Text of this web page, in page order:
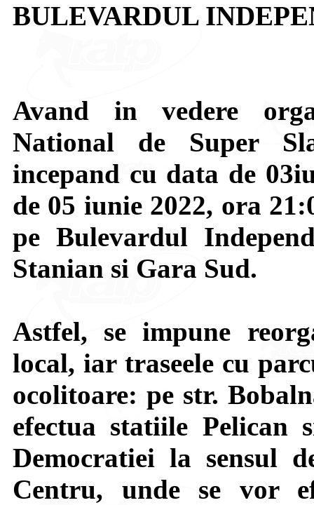
BULEVARDUL
Avand in vedere
National de Super
incepand cu data de
de 05 iunie 2022, ora
pe Bulevardul
Stanian si Gara Sud.
Astfel, se impune
local, iar traseele cu
ocolitoare: pe str.
efectua statiile
Democratiei la sensul
Centru, unde se vor